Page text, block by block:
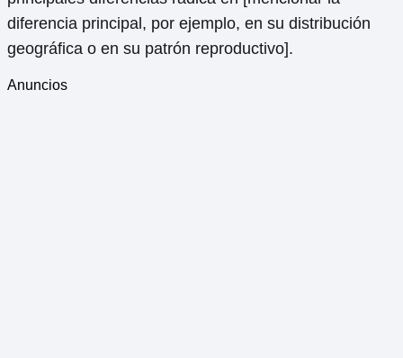
diferencia principal, por ejemplo, en su distribución
geográfica o en su patrón reproductivo].
Anuncios